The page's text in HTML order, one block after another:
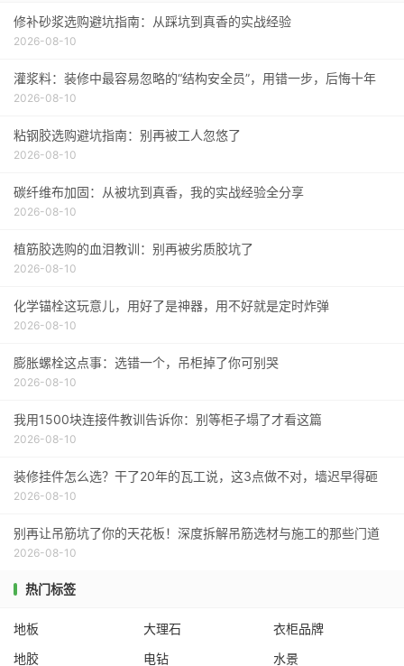
修补砂浆选购避坑指南：从踩坑到真香的实战经验
2026-08-10
灌浆料：装修中最容易忽略的“结构安全员”，用错一步，后悔十年
2026-08-10
粘钢胶选购避坑指南：别再被工人忽悠了
2026-08-10
碳纤维布加固：从被坑到真香，我的实战经验全分享
2026-08-10
植筋胶选购的血泪教训：别再被劣质胶坑了
2026-08-10
化学锚栓这玩意儿，用好了是神器，用不好就是定时炸弹
2026-08-10
膨胀螺栓这点事：选错一个，吊柜掉了你可别哭
2026-08-10
我用1500块连接件教训告诉你：别等柜子塌了才看这篇
2026-08-10
装修挂件怎么选？干了20年的瓦工说，这3点做不对，墙迟早得砸
2026-08-10
别再让吊筋坑了你的天花板！深度拆解吊筋选材与施工的那些门道
2026-08-10
热门标签
地板 大理石
衣柜品牌
地胶
电钻 水景